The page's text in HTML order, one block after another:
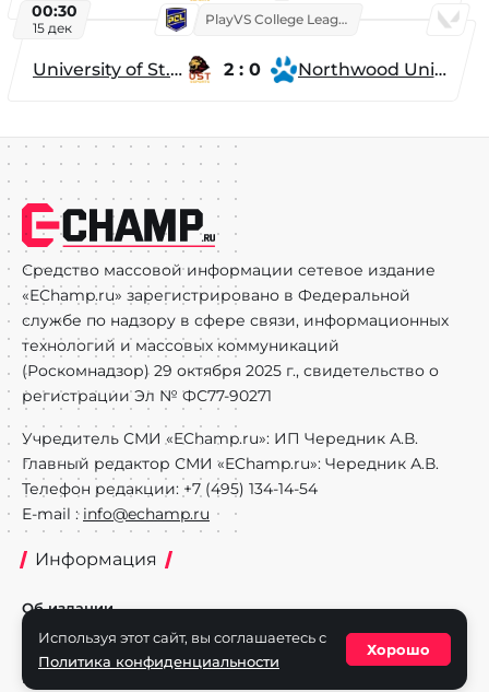
00:30
15 дек
PlayVS College League 2025: Fall
University of St. Thomas 2 : 0 Northwood University
Средство массовой информации сетевое издание
«EChamp.ru» зарегистрировано в Федеральной
службе по надзору в сфере связи, информационных
технологий и массовых коммуникаций
(Роскомнадзор) 29 октября 2025 г., свидетельство о
регистрации Эл № ФС77-90271
Учредитель СМИ «EChamp.ru»: ИП Чередник А.В.
Главный редактор СМИ «EChamp.ru»: Чередник А.В.
Телефон редакции: +7 (495) 134-14-54
E-mail : info@echamp.ru
Информация
Об издании
Реклама на портале
Политика конфиденциальности
Используя этот сайт, вы соглашаетесь с
Политика конфиденциальности
Хорошо